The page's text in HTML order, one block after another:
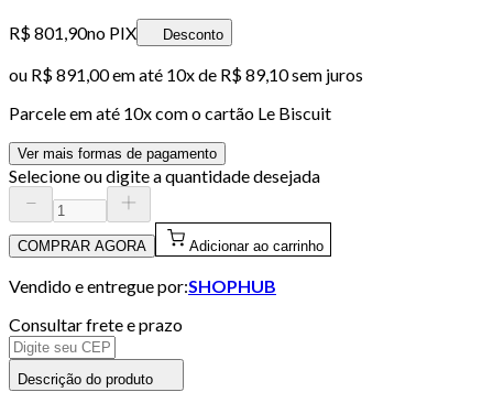
R$ 801,90no PIX Desconto
ou R$ 891,00em até 10x de R$ 89,10 sem juros
Parcele em até 10x com o cartão Le Biscuit
Ver mais formas de pagamento
Selecione ou digite a quantidade desejada
COMPRAR AGORA Adicionar ao carrinho
Vendido e entregue por:SHOPHUB
Consultar frete e prazo
Descrição do produto